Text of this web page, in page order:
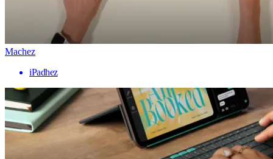
Machez
iPadhez